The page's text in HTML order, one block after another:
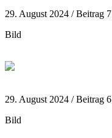
29. August 2024 / Beitrag 7
Bild
29. August 2024 / Beitrag 6
Bild